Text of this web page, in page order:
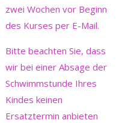
zwei Wochen vor Beginn
des Kurses per E-Mail.
Bitte beachten Sie, dass
wir bei einer Absage der
Schwimmstunde Ihres
Kindes keinen
Ersatztermin anbieten